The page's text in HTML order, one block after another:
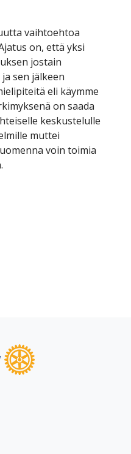
vaihtoehtoa
on, että yksi
jostain
sen jälkeen
eli käymme
on saada
keskustelulle
muttei
voin toimia